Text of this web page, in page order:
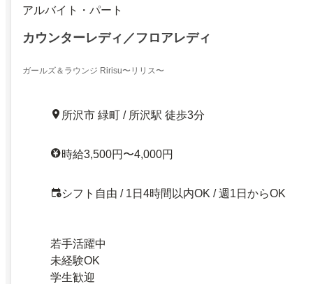
アルバイト・パート
カウンターレディ／フロアレディ
ガールズ＆ラウンジ Ririsu〜リリス〜
所沢市 緑町 / 所沢駅 徒歩3分
時給3,500円〜4,000円
シフト自由 / 1日4時間以内OK / 週1日からOK
若手活躍中
未経験OK
学生歓迎